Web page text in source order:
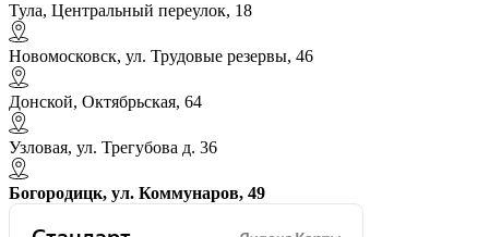
Тула, Центральный переулок, 18
Новомосковск, ул. Трудовые резервы, 46
Донской, Октябрьская, 64
Узловая, ул. Трегубова д. 36
Богородицк, ул. Коммунаров, 49